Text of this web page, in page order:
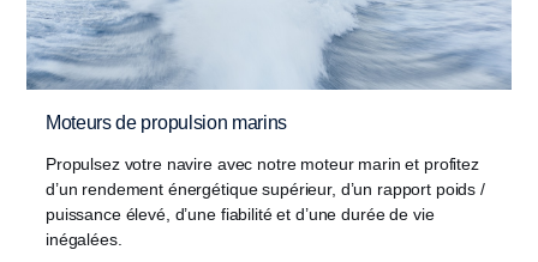
Moteurs de propulsion marins
Propulsez votre navire avec notre moteur marin et profitez
d’un rendement énergétique supérieur, d’un rapport poids /
puissance élevé, d’une fiabilité et d’une durée de vie
inégalées.